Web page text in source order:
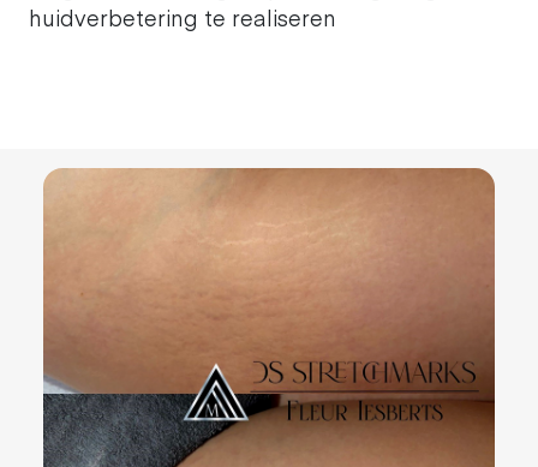
huidverbetering te realiseren